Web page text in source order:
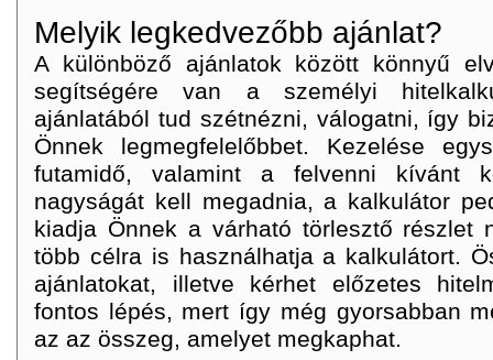
Melyik legkedvezőbb ajánlat?
A különböző ajánlatok között könnyű
segítségére van a személyi
ajánlatából tud szétnézni, válogatni, így
Önnek legmegfelelőbbet. Kezelése
futamidő, valamint a felvenni kívánt
nagyságát kell megadnia, a kalkulátor
kiadja Önnek a várható törlesztő részlet
több célra is használhatja a kalkulátort.
ajánlatokat, illetve kérhet előzetes
fontos lépés, mert így még gyorsabban
az az összeg, amelyet megkaphat.